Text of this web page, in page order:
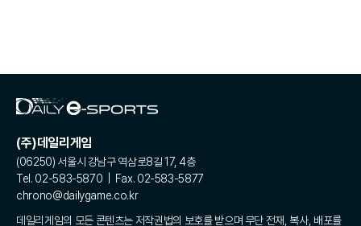
(주)데일리게임
(06250) 서울시 강남구 역삼로8길 17, 4층
Tel. 02-583-5870 | Fax. 02-583-5877
chrono@dailygame.co.kr
데일리게임의 모든 콘텐츠는 저작권법의 보호를 받으며 무단 전재, 복사, 배포를